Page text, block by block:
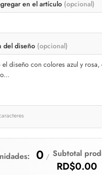
en el artículo (opcional)
del diseño (opcional)
0 / Subtotal
RD$0.00
Confirm your
Are you 18 years old or